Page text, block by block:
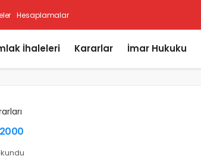
Hesaplamalar
İhaleleri Kararlar İmar Hukuku